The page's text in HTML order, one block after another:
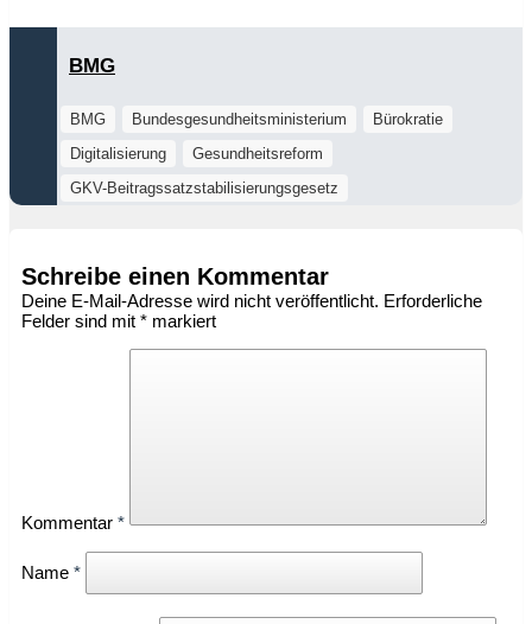
BMG
BMG Bundesgesundheitsministerium
Bürokratie
Digitalisierung
Gesundheitsreform
GKV-Beitragssatzstabilisierungsgesetz
Schreibe einen Kommentar
Deine E-Mail-Adresse wird nicht veröffentlicht. Erforderliche
Felder sind mit * markiert
Kommentar *
Name *